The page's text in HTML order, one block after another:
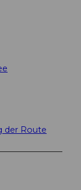
der Route